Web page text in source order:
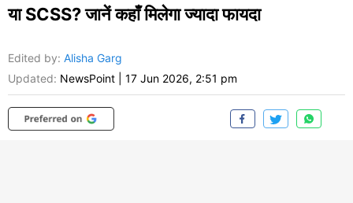
या SCSS? जानें कहाँ मिलेगा ज्यादा फायदा
Edited by: Alisha Garg
Updated: NewsPoint 17 Jun 2026, 2:51 pm